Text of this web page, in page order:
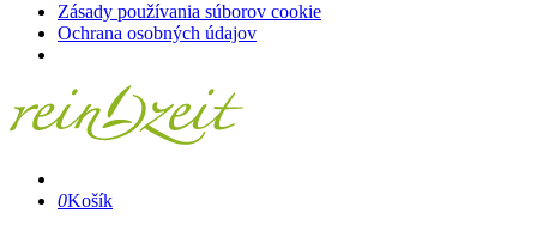
Zásady používania súborov cookie
Ochrana osobných údajov
0Košík